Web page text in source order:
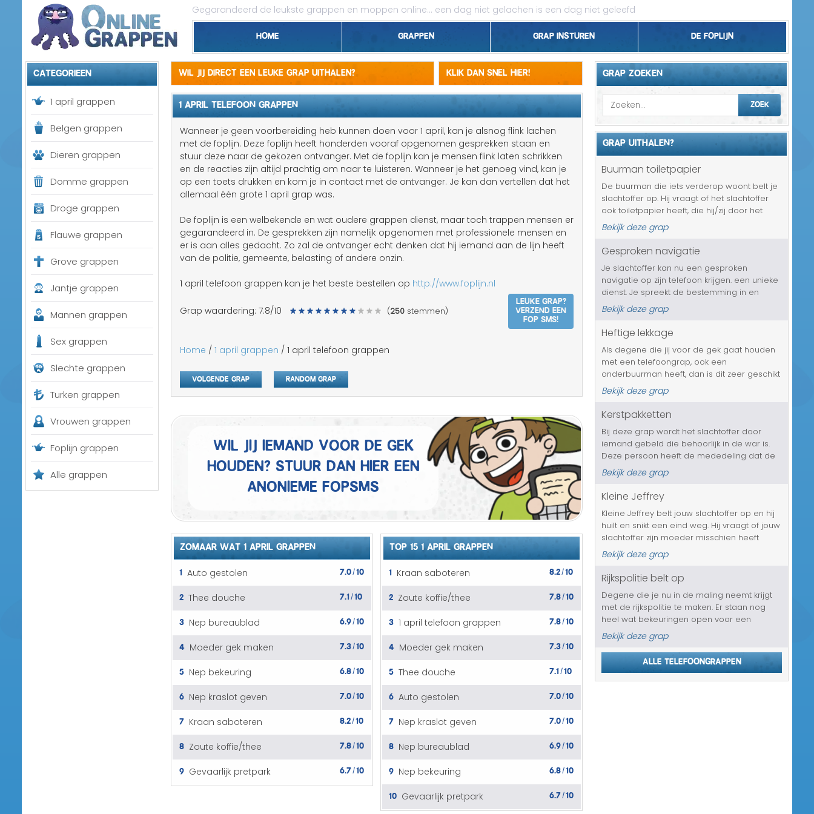
Gegarandeerd de leukste grappen en moppen online... een dag niet gelachen is een dag niet geleefd
Home Grappen
Belgen grappen
Domme grappen
Droge grappen
Grove grappen
Jantje grappen
Mannen grappen
Sex grappen
Grap insturen De foplijn
Bel grappen
Topgrappen
18+ en Relatie
Zakelijk/Studie
Geld/Belasting
Buurt/Gemeente
Pakket/Bestelling
Transport/Verkeer
Kerst/Sinterklaas
Diversen/Andere
Categorieen
1 april grappen
Belgen grappen
Dieren grappen
Domme grappen
Droge grappen
Flauwe grappen
Grove grappen
Jantje grappen
Mannen grappen
Sex grappen
Slechte grappen
Turken grappen
Vrouwen grappen
Foplijn grappen
Alle grappen
Wil jij direct een leuke grap uithalen? Klik dan snel hier!
1 APRIL TELEFOON GRAPPEN
Wanneer je geen voorbereiding heb kunnen doen voor 1 april, kan je alsnog flink lachen
met de foplijn. Deze foplijn heeft honderden vooraf opgenomen gesprekken staan en
stuur deze naar de gekozen ontvanger. Met de foplijn kan je mensen flink laten schrikken
en de reacties zijn altijd prachtig om naar te luisteren. Wanneer je het genoeg vind, kan je
op een toets drukken en kom je in contact met de ontvanger. Je kan dan vertellen dat het
allemaal één grote 1 april grap was.
De foplijn is een welbekende en wat oudere grappen dienst, maar toch trappen mensen er
gegarandeerd in. De gesprekken zijn namelijk opgenomen met professionele mensen en
er is aan alles gedacht. Zo zal de ontvanger echt denken dat hij iemand aan de lijn heeft
van de politie, gemeente, belasting of andere onzin.
1 april telefoon grappen kan je het beste bestellen op http://www.foplijn.nl
Grap waardering: 7.8/10 (250 stemmen)
Leuke grap?
Verzend een
fop SMS!
Home / 1 april grappen / 1 april telefoon grappen
Volgende grap Random grap
Wil jij iemand voor de gek
houden? Stuur dan hier een
anonieme fopSMS
ZOMAAR WAT 1 APRIL GRAPPEN
1 Auto gestolen 7.0/10
2 Thee douche 7.1/10
3 Nep bureaublad 6.9/10
4 Moeder gek maken 7.3/10
5 Nep bekeuring 6.8/10
6 Nep kraslot geven 7.0/10
7 Kraan saboteren 8.2/10
8 Zoute koffie/thee 7.8/10
9 Gevaarlijk pretpark 6.7/10
TOP 15 1 APRIL GRAPPEN
1 Kraan saboteren 8.2/10
2 Zoute koffie/thee 7.8/10
3 1 april telefoon grappen 7.8/10
4 Moeder gek maken 7.3/10
5 Thee douche 7.1/10
6 Auto gestolen 7.0/10
7 Nep kraslot geven 7.0/10
8 Nep bureaublad 6.9/10
9 Nep bekeuring 6.8/10
10 Gevaarlijk pretpark 6.7/10
GRAP ZOEKEN
ZOEK
GRAP UITHALEN?
Buurman toiletpapier
De buurman die iets verderop woont belt je
slachtoffer op. Hij vraagt of het slachtoffer
ook toiletpapier heeft, die hij/zij door het
raampje aan kan geven. Het is namelijk op
en hij heeft net gepoept en dat terwijl zijn
huis vol met visite...
Bekijk deze grap
Gesproken navigatie
Je slachtoffer kan nu een gesproken
navigatie op zijn telefoon krijgen. een unieke
dienst. Je spreekt de bestemming in en
daarna vertelt de stem precies waar hij of zij
naartoe moet gaan. Maar de
eindbestemming is wel heel erg bizar te
noem...
Bekijk deze grap
Heftige lekkage
Als degene die jij voor de gek gaat houden
met een telefoongrap, ook een
onderbuurman heeft, dan is dit zeer geschikt
om met hem uit te halen. De onderbuurman
zal namelijk gaan bellen met het bericht dat
hij heftige lekkage heeft en dat all...
Bekijk deze grap
Kerstpakketten
Bij deze grap wordt het slachtoffer door
iemand gebeld die behoorlijk in de war is.
Deze persoon heeft de mededeling dat de
kerstpakketten zijn verwisseld. Hij wil ze
eigenlijk meteen om gaan ruilen. Ook krijgt je
slachtoffer te horen dat z...
Bekijk deze grap
Kleine Jeffrey
Kleine Jeffrey belt jouw slachtoffer op en hij
huilt en snikt een eind weg. Hij vraagt of jouw
slachtoffer zijn moeder misschien heeft
gezien, of dat hij/zij weet waar mama is,
want lieve, kleine en huilende Jeffrey heeft
namelijk in zijn b...
Bekijk deze grap
Rijkspolitie belt op
Degene die je nu in de maling neemt krijgt
met de rijkspolitie te maken. Er staan nog
heel wat bekeuringen open voor een
behoorlijk bedrag. Een flitspaal waar deze
persoon drie keer langs is gereden heeft
hem te pakken. Geen leuk nieuws. De...
Bekijk deze grap
Alle telefoongrappen